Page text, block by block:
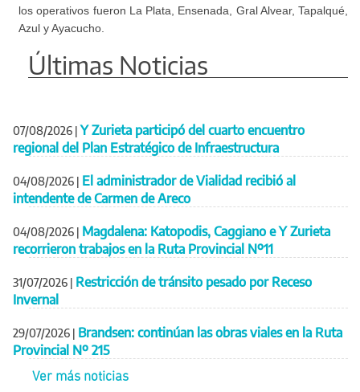
los operativos fueron La Plata, Ensenada, Gral Alvear, Tapalqué,
Azul y Ayacucho.
Últimas Noticias
07/08/2026 | Y Zurieta participó del cuarto encuentro
regional del Plan Estratégico de Infraestructura
04/08/2026 | El administrador de Vialidad recibió al
intendente de Carmen de Areco
04/08/2026 | Magdalena: Katopodis, Caggiano e Y Zurieta
recorrieron trabajos en la Ruta Provincial Nº11
31/07/2026 | Restricción de tránsito pesado por Receso
Invernal
29/07/2026 | Brandsen: continúan las obras viales en la Ruta
Provincial Nº 215
Ver más noticias